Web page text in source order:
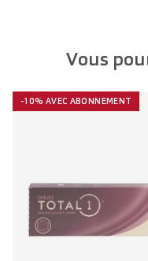
Vous
-10% AVEC ABONNEMENT